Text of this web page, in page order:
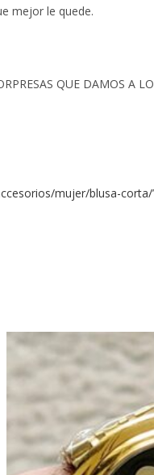
mejor le quede.
QUE DAMOS A LOS
mujer/blusa-corta/